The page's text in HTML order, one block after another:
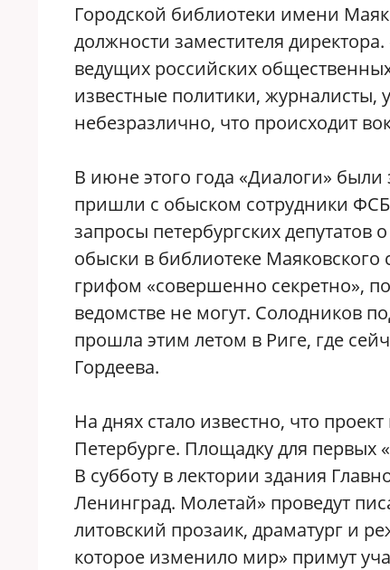
Городской библиотеки имени
должности заместителя
ведущих российских
известные политики, журналисты,
небезразлично, что происходит
В июне этого года «Диалоги» были
пришли с обыском сотрудники
запросы петербургских депутатов
обыски в библиотеке
грифом «совершенно секретно»,
ведомстве не могут. Солодников
прошла этим летом в Риге, где
Гордеева.
На днях стало известно, что
Петербурге. Площадку для первых
В субботу в лектории здания
Ленинград. Молетай» проведут
литовский прозаик, драматург и
которое изменило мир» примут